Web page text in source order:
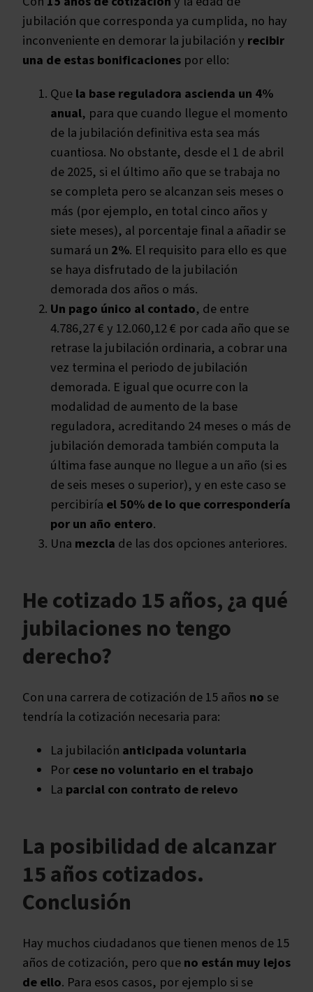
jubilación que corresponda ya cumplida, no hay
inconveniente en demorar la jubilación y recibir
una de estas bonificaciones por ello:
Quela base reguladora ascienda un 4%
anual, para que cuando llegue el momento
de la jubilación definitiva esta sea más
cuantiosa. No obstante, desde el 1 de abril
de 2025, si el último año que se trabaja no
se completa pero se alcanzan seis meses o
más (por ejemplo, en total cinco años y
siete meses), al porcentaje final a añadir se
sumará un 2%. El requisito para ello es que
se haya disfrutado de la jubilación
demorada dos años o más.
Un pago único al contado, de entre
4.786,27 € y 12.060,12 € por cada año que se
retrase la jubilación ordinaria, a cobrar una
vez termina el periodo de jubilación
demorada. E igual que ocurre con la
modalidad de aumento de la base
reguladora, acreditando 24 meses o más de
jubilación demorada también computa la
última fase aunque no llegue a un año (si es
de seis meses o superior), y en este caso se
percibiría el 50% de lo que correspondería
por un año entero.
Una mezcla de las dos opciones anteriores.
He cotizado 15 años, ¿a qué
jubilaciones no tengo
derecho?
Con una carrera de cotización de 15 años no se
tendría la cotización necesaria para:
La jubilación anticipadavoluntaria
Porcese no voluntario en el trabajo
La parcial con contrato de relevo
La posibilidad de alcanzar
15 años cotizados.
Conclusión
Hay muchos ciudadanos que tienen menos de 15
años de cotización, pero queno están muy lejos
de ello. Para esos casos, por ejemplo si se